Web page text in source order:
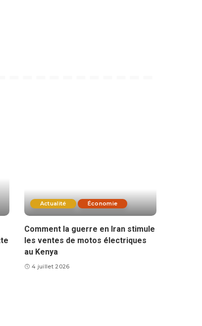
Actualité Économie
Comment la guerre en Iran stimule
les ventes de motos électriques
au Kenya
4 juillet 2026